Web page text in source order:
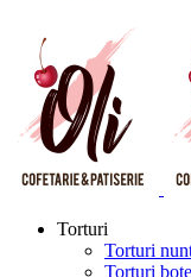
Torturi
Torturi
Torturi